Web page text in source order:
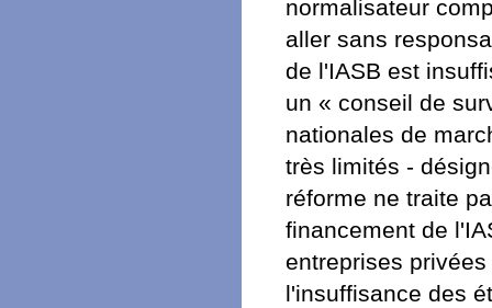
normalisateur
aller sans
de l'IASB est
un « conseil de
nationales de
très limités -
réforme ne traite
financement de
entreprises
l'insuffisance des